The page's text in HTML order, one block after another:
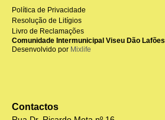
Política de Privacidade
Resolução de Litígios
Livro de Reclamações
Comunidade Intermunicipal Viseu Dão Lafões
Desenvolvido por Mixlife
Contactos